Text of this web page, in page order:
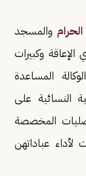
والمسجد
وكبیرات
المساعدة
النسائية على
المخصصة
عباداتھن